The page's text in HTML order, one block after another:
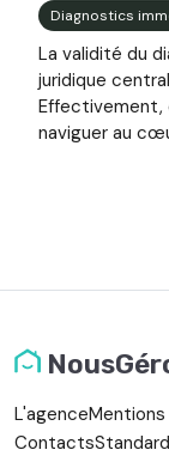
Diagnostics
La validité du
juridique
Effectivement,
naviguer au
L'agence
Contacts